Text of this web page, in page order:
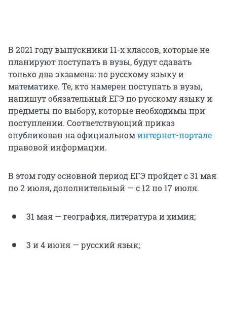
В 2021 году выпускники 11-х классов, которые не
планируют поступать в вузы, будут сдавать
только два экзамена: по русскому языку и
математике. Те, кто намерен поступать в вузы,
напишут обязательный ЕГЭ по русскому языку и
предметы по выбору, которые необходимы при
поступлении. Соответствующий приказ
опубликован на официальноминтернет-портале
правовой информации.
В этом году основной период ЕГЭ пройдет с 31 мая
по 2 июля, дополнительный — с 12 по 17 июля.
31 мая — география, литература и химия;
3 и 4 июня — русский язык;